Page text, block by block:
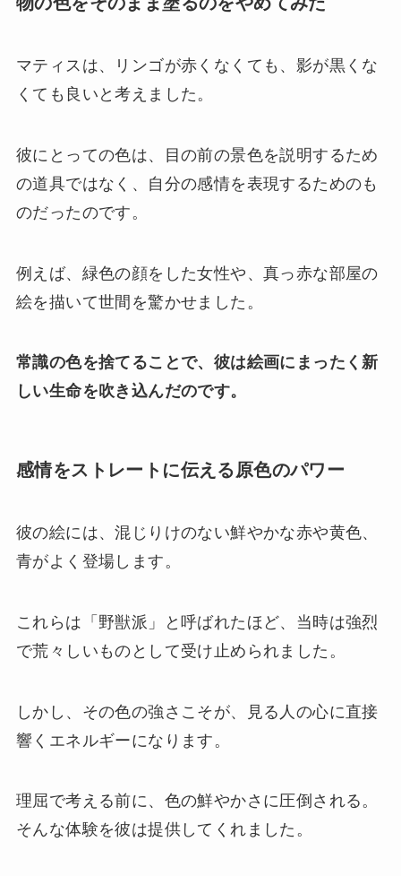
マティスは、リンゴが赤くなくても、影が黒くな
くても良いと考えました。
彼にとっての色は、目の前の景色を説明するため
の道具ではなく、自分の感情を表現するためのも
のだったのです。
例えば、緑色の顔をした女性や、真っ赤な部屋の
絵を描いて世間を驚かせました。
常識の色を捨てることで、彼は絵画にまったく新
しい生命を吹き込んだのです。
感情をストレートに伝える原色のパワー
彼の絵には、混じりけのない鮮やかな赤や黄色、
青がよく登場します。
これらは「野獣派」と呼ばれたほど、当時は強烈
で荒々しいものとして受け止められました。
しかし、その色の強さこそが、見る人の心に直接
響くエネルギーになります。
理屈で考える前に、色の鮮やかさに圧倒される。
そんな体験を彼は提供してくれました。